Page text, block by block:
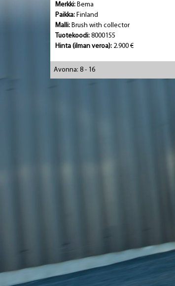
Merkki: Bema
Paikka: Finland
Malli: Brush with collector
Tuotekoodi: 8000155
Hinta (ilman veroa): 2.900 €
Avonna: 8 - 16